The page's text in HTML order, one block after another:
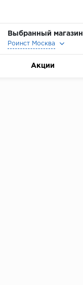
Выбранный магазин
Роинст Москва
Акции